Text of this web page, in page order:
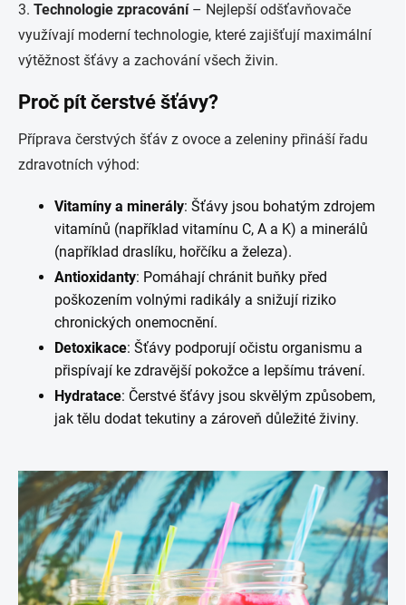
3. Technologie zpracování– Nejlepší odšťavňovače
využívají moderní technologie, které zajišťují maximální
výtěžnost šťávy a zachování všech živin.
Proč pít čerstvé šťávy?
Příprava čerstvých šťáv z ovoce a zeleniny přináší řadu
zdravotních výhod:
Vitamíny a minerály: Šťávy jsou bohatým zdrojem
vitamínů (například vitamínu C, A a K) a minerálů
(například draslíku, hořčíku a železa).
Antioxidanty: Pomáhají chránit buňky před
poškozením volnými radikály a snižují riziko
chronických onemocnění.
Detoxikace: Šťávy podporují očistu organismu a
přispívají ke zdravější pokožce a lepšímu trávení.
Hydratace: Čerstvé šťávy jsou skvělým způsobem,
jak tělu dodat tekutiny a zároveň důležité živiny.